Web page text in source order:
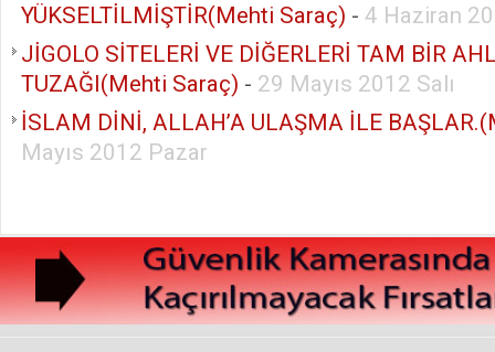
YÜKSELTİLMİŞTİR(Mehti Saraç) - 4 Haziran
JİGOLO SİTELERİ VE DİĞERLERİ TAM BİR
TUZAĞI(Mehti Saraç) - 29 Mayıs 2012 Salı
İSLAM DİNİ, ALLAH’A ULAŞMA İLE
Mayıs 2012 Pazar